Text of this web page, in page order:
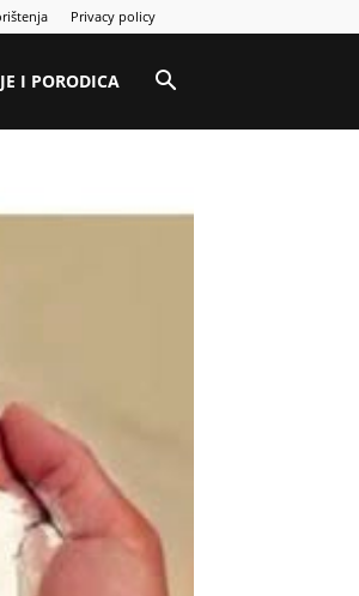
Privacy policy
I PORODICA